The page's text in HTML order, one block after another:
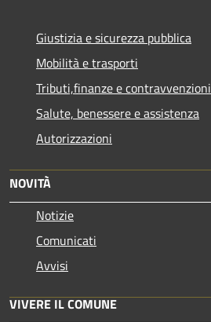
Giustizia e sicurezza pubblica
Mobilità e trasporti
Tributi,finanze e contravvenzioni
Salute, benessere e assistenza
Autorizzazioni
NOVITÀ
Notizie
Comunicati
Avvisi
VIVERE IL COMUNE